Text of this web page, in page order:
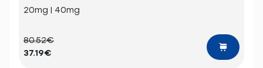
20mg | 40mg
80.52€
37.19€